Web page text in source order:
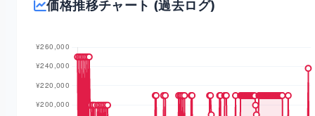
価格推移チャート (過去ログ)